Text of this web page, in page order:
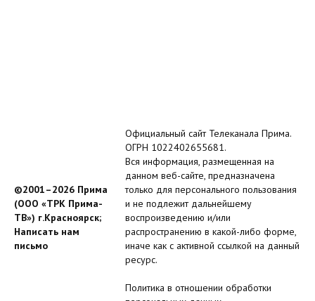
©2001–2026 Прима
(ООО «ТРК Прима-
ТВ») г.Красноярск;
Написать нам
письмо
Официальный сайт Телеканала Прима.
ОГРН 1022402655681.
Вся информация, размещенная на
данном веб-сайте, предназначена
только для персонального пользования
и не подлежит дальнейшему
воспроизведению и/или
распространению в какой-либо форме,
иначе как с активной ссылкой на данный
ресурс.
Политика в отношении обработки